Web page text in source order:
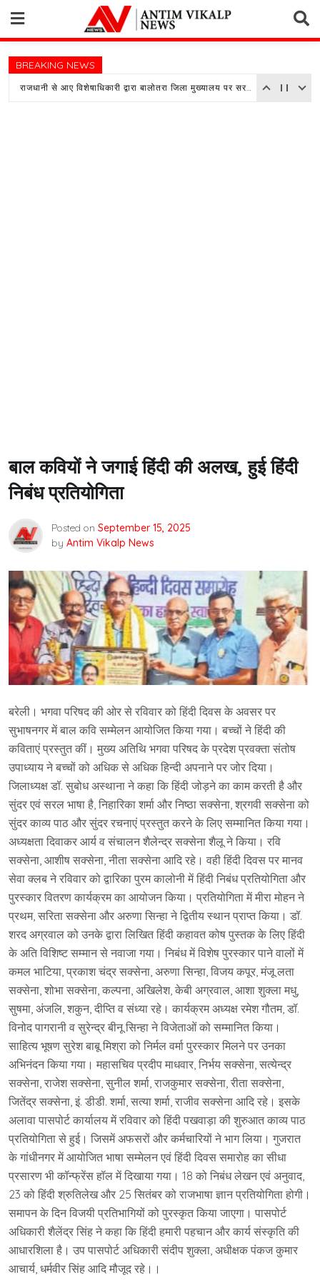
content
BREAKING NEWS
राजधानी से आए विशेषाधिकारी द्वारा बालोतरा जिला मुख्यालय पर सरकारी अस्पताल का किया औचक निरीक्षण
बाल कवियों ने जगाई हिंदी की अलख, हुई हिंदी
निबंध प्रतियोगिता
Posted on September 15, 2025
by Antim Vikalp News
बरेली। भगवा परिषद की ओर से रविवार को हिंदी दिवस के अवसर पर
सुभाषनगर में बाल कवि सम्मेलन आयोजित किया गया। बच्चों ने हिंदी की
कविताएं प्रस्तुत कीं। मुख्य अतिथि भगवा परिषद के प्रदेश प्रवक्ता संतोष
उपाध्याय ने बच्चों को अधिक से अधिक हिन्दी अपनाने पर जोर दिया।
जिलाध्यक्ष डॉ. सुबोध अस्थाना ने कहा कि हिंदी जोड़ने का काम करती है और
सुंदर एवं सरल भाषा है, निहारिका शर्मा और निष्ठा सक्सेना, श्रगवी सक्सेना को
सुंदर काव्य पाठ और सुंदर रचनाएं प्रस्तुत करने के लिए सम्मानित किया गया।
अध्यक्षता दिवाकर आर्य व संचालन शैलेन्द्र सक्सेना शैलू ने किया। रवि
सक्सेना, आशीष सक्सेना, नीता सक्सेना आदि रहे। वही हिंदी दिवस पर मानव
सेवा क्लब ने रविवार को द्वारिका पुरम कालोनी में हिंदी निबंध प्रतियोगिता और
पुरस्कार वितरण कार्यक्रम का आयोजन किया। प्रतियोगिता में मीरा मोहन ने
प्रथम, सरिता सक्सेना और अरुणा सिन्हा ने द्वितीय स्थान प्राप्त किया। डॉ.
शरद अग्रवाल को उनके द्वारा लिखित हिंदी कहावत कोष पुस्तक के लिए हिंदी
के अति विशिष्ट सम्मान से नवाजा गया। निबंध में विशेष पुरस्कार पाने वालों में
कमल भाटिया, प्रकाश चंद्र सक्सेना, अरुणा सिन्हा, विजय कपूर, मंजू लता
सक्सेना, शोभा सक्सेना, कल्पना, अखिलेश, केबी अग्रवाल, आशा शुक्ला मधु,
सुषमा, अंजलि, शकुन, दीप्ति व संध्या रहे। कार्यक्रम अध्यक्ष रमेश गौतम, डॉ.
विनोद पागरानी व सुरेन्द्र बीनू सिन्हा ने विजेताओं को सम्मानित किया।
साहित्य भूषण सुरेश बाबू मिश्रा को निर्मल वर्मा पुरस्कार मिलने पर उनका
अभिनंदन किया गया। महासचिव प्रदीप माधवार, निर्भय सक्सेना, सत्येन्द्र
सक्सेना, राजेश सक्सेना, सुनील शर्मा, राजकुमार सक्सेना, रीता सक्सेना,
जितेंद्र सक्सेना, इं. डीडी. शर्मा, सत्या शर्मा, राजीव सक्सेना आदि रहे। इसके
अलावा पासपोर्ट कार्यालय में रविवार को हिंदी पखवाड़ा की शुरुआत काव्य पाठ
प्रतियोगिता से हुई। जिसमें अफसरों और कर्मचारियों ने भाग लिया। गुजरात
के गांधीनगर में आयोजित भाषा सम्मेलन एवं हिंदी दिवस समारोह का सीधा
प्रसारण भी कॉन्फ्रेंस हॉल में दिखाया गया। 18 को निबंध लेखन एवं अनुवाद,
23 को हिंदी श्रुतिलेख और 25 सितंबर को राजभाषा ज्ञान प्रतियोगिता होगी।
समापन के दिन विजयी प्रतिभागियों को पुरस्कृत किया जाएगा। पासपोर्ट
अधिकारी शैलेंद्र सिंह ने कहा कि हिंदी हमारी पहचान और कार्य संस्कृति की
आधारशिला है। उप पासपोर्ट अधिकारी संदीप शुक्ला, अधीक्षक पंकज कुमार
आचार्य, धर्मवीर सिंह आदि मौजूद रहे।।